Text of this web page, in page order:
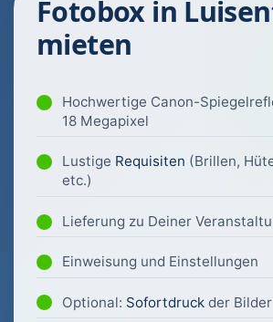
Fotobox in
mieten
Hochwertige Canon-
18 Megapixel
Lustige Requisiten (Brillen,
etc.)
Lieferung zu Deiner
Einweisung und Einstellungen
Optional: Sofortdruck der Bilder